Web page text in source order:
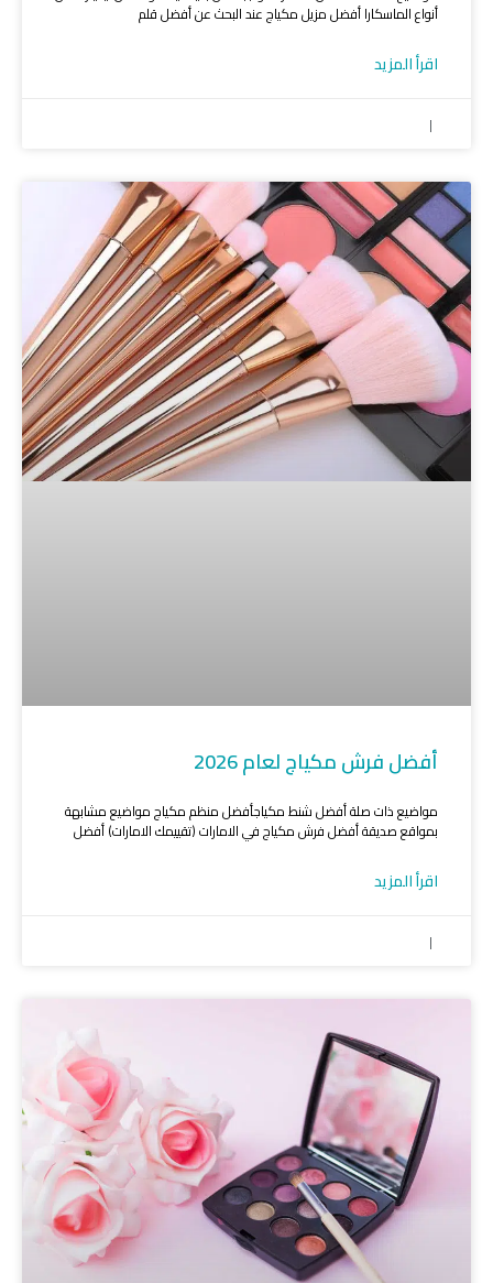
أنواع الماسكارا أفضل مزيل مكياج عند البحث عن أفضل قلم
اقرأ المزيد
أفضل فرش مكياج لعام 2026
مواضيع ذات صلة أفضل شنط مكياجأفضل منظم مكياج مواضيع مشابهة
بمواقع صديقة أفضل فرش مكياج في الامارات (تقييمك الامارات) أفضل
اقرأ المزيد